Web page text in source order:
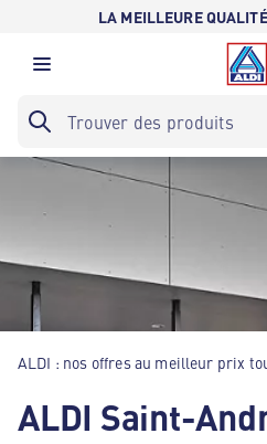
LA MEILLEURE
ALDI : nos offres au meilleur prix
ALDI Saint-